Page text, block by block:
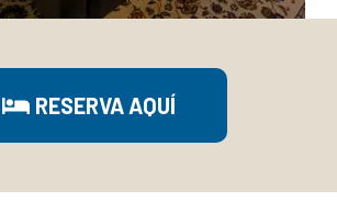
RESERVA AQUÍ